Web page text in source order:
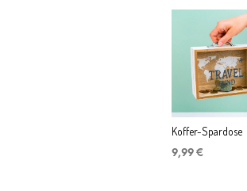
Koffer-Spardose
9,99 €